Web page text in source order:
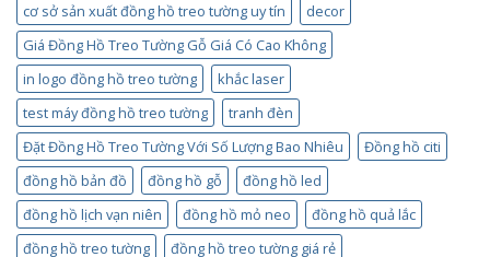
cơ sở sản xuất đồng hồ treo tường uy tín
decor
Giá Đồng Hồ Treo Tường Gỗ Giá Có Cao Không
in logo đồng hồ treo tường
khắc laser
test máy đồng hồ treo tường
tranh đèn
Đặt Đồng Hồ Treo Tường Với Số Lượng Bao Nhiêu
Đồng hồ citi
đồng hồ bản đồ
đồng hồ gỗ
đồng hồ led
đồng hồ lịch vạn niên
đồng hồ mỏ neo
đồng hồ quả lắc
đồng hồ treo tường
đồng hồ treo tường giá rẻ